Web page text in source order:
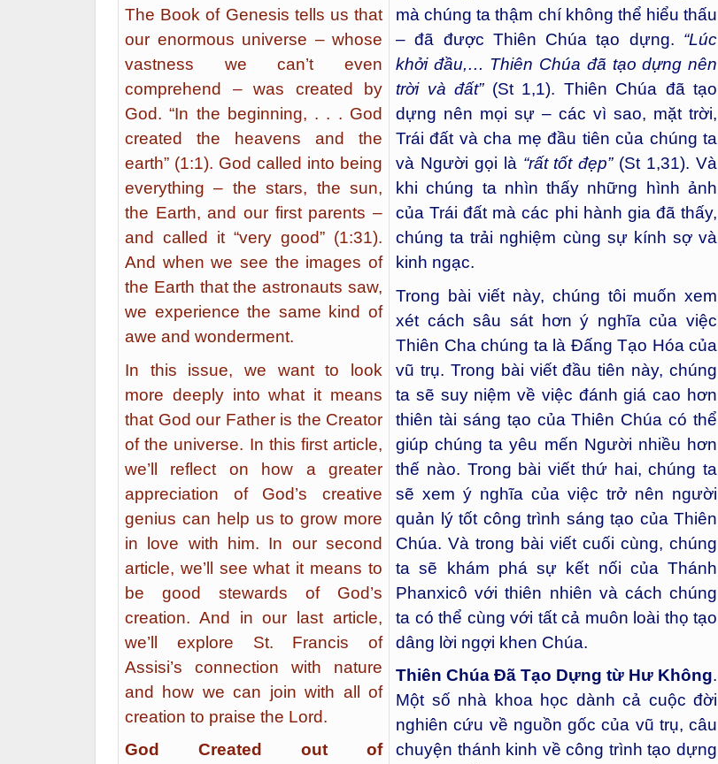
The Book of Genesis tells us that
our enormous universe – whose
vastness we can’t even
comprehend – was created by
God. “In the beginning, . . . God
created the heavens and the
earth” (1:1). God called into being
everything – the stars, the sun,
the Earth, and our first parents –
and called it “very good” (1:31).
And when we see the images of
the Earth that the astronauts saw,
we experience the same kind of
awe and wonderment.
In this issue, we want to look
more deeply into what it means
that God our Father is the Creator
of the universe. In this first article,
we’ll reflect on how a greater
appreciation of God’s creative
genius can help us to grow more
in love with him. In our second
article, we’ll see what it means to
be good stewards of God’s
creation. And in our last article,
we’ll explore St. Francis of
Assisi’s connection with nature
and how we can join with all of
creation to praise the Lord.
God Created out of
mà chúng ta thậm chí không thể hiểu thấu
– đã được Thiên Chúa tạo dựng. “Lúc
khởi đầu,… Thiên Chúa đã tạo dựng nên
trời và đất”(St 1,1). Thiên Chúa đã tạo
dựng nên mọi sự – các vì sao, mặt trời,
Trái đất và cha mẹ đầu tiên của chúng ta
và Người gọi là “rất tốt đẹp”(St 1,31). Và
khi chúng ta nhìn thấy những hình ảnh
của Trái đất mà các phi hành gia đã thấy,
chúng ta trải nghiệm cùng sự kính sợ và
kinh ngạc.
Trong bài viết này, chúng tôi muốn xem
xét cách sâu sát hơn ý nghĩa của việc
Thiên Cha chúng ta là Đấng Tạo Hóa của
vũ trụ. Trong bài viết đầu tiên này, chúng
ta sẽ suy niệm về việc đánh giá cao hơn
thiên tài sáng tạo của Thiên Chúa có thể
giúp chúng ta yêu mến Người nhiều hơn
thế nào. Trong bài viết thứ hai, chúng ta
sẽ xem ý nghĩa của việc trở nên người
quản lý tốt công trình sáng tạo của Thiên
Chúa. Và trong bài viết cuối cùng, chúng
ta sẽ khám phá sự kết nối của Thánh
Phanxicô với thiên nhiên và cách chúng
ta có thể cùng với tất cả muôn loài thọ tạo
dâng lời ngợi khen Chúa.
Thiên Chúa Đã Tạo Dựng từ Hư Không.
Một số nhà khoa học dành cả cuộc đời
nghiên cứu về nguồn gốc của vũ trụ, câu
chuyện thánh kinh về công trình tạo dựng